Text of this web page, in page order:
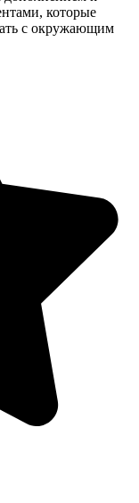
которые
с окружающим